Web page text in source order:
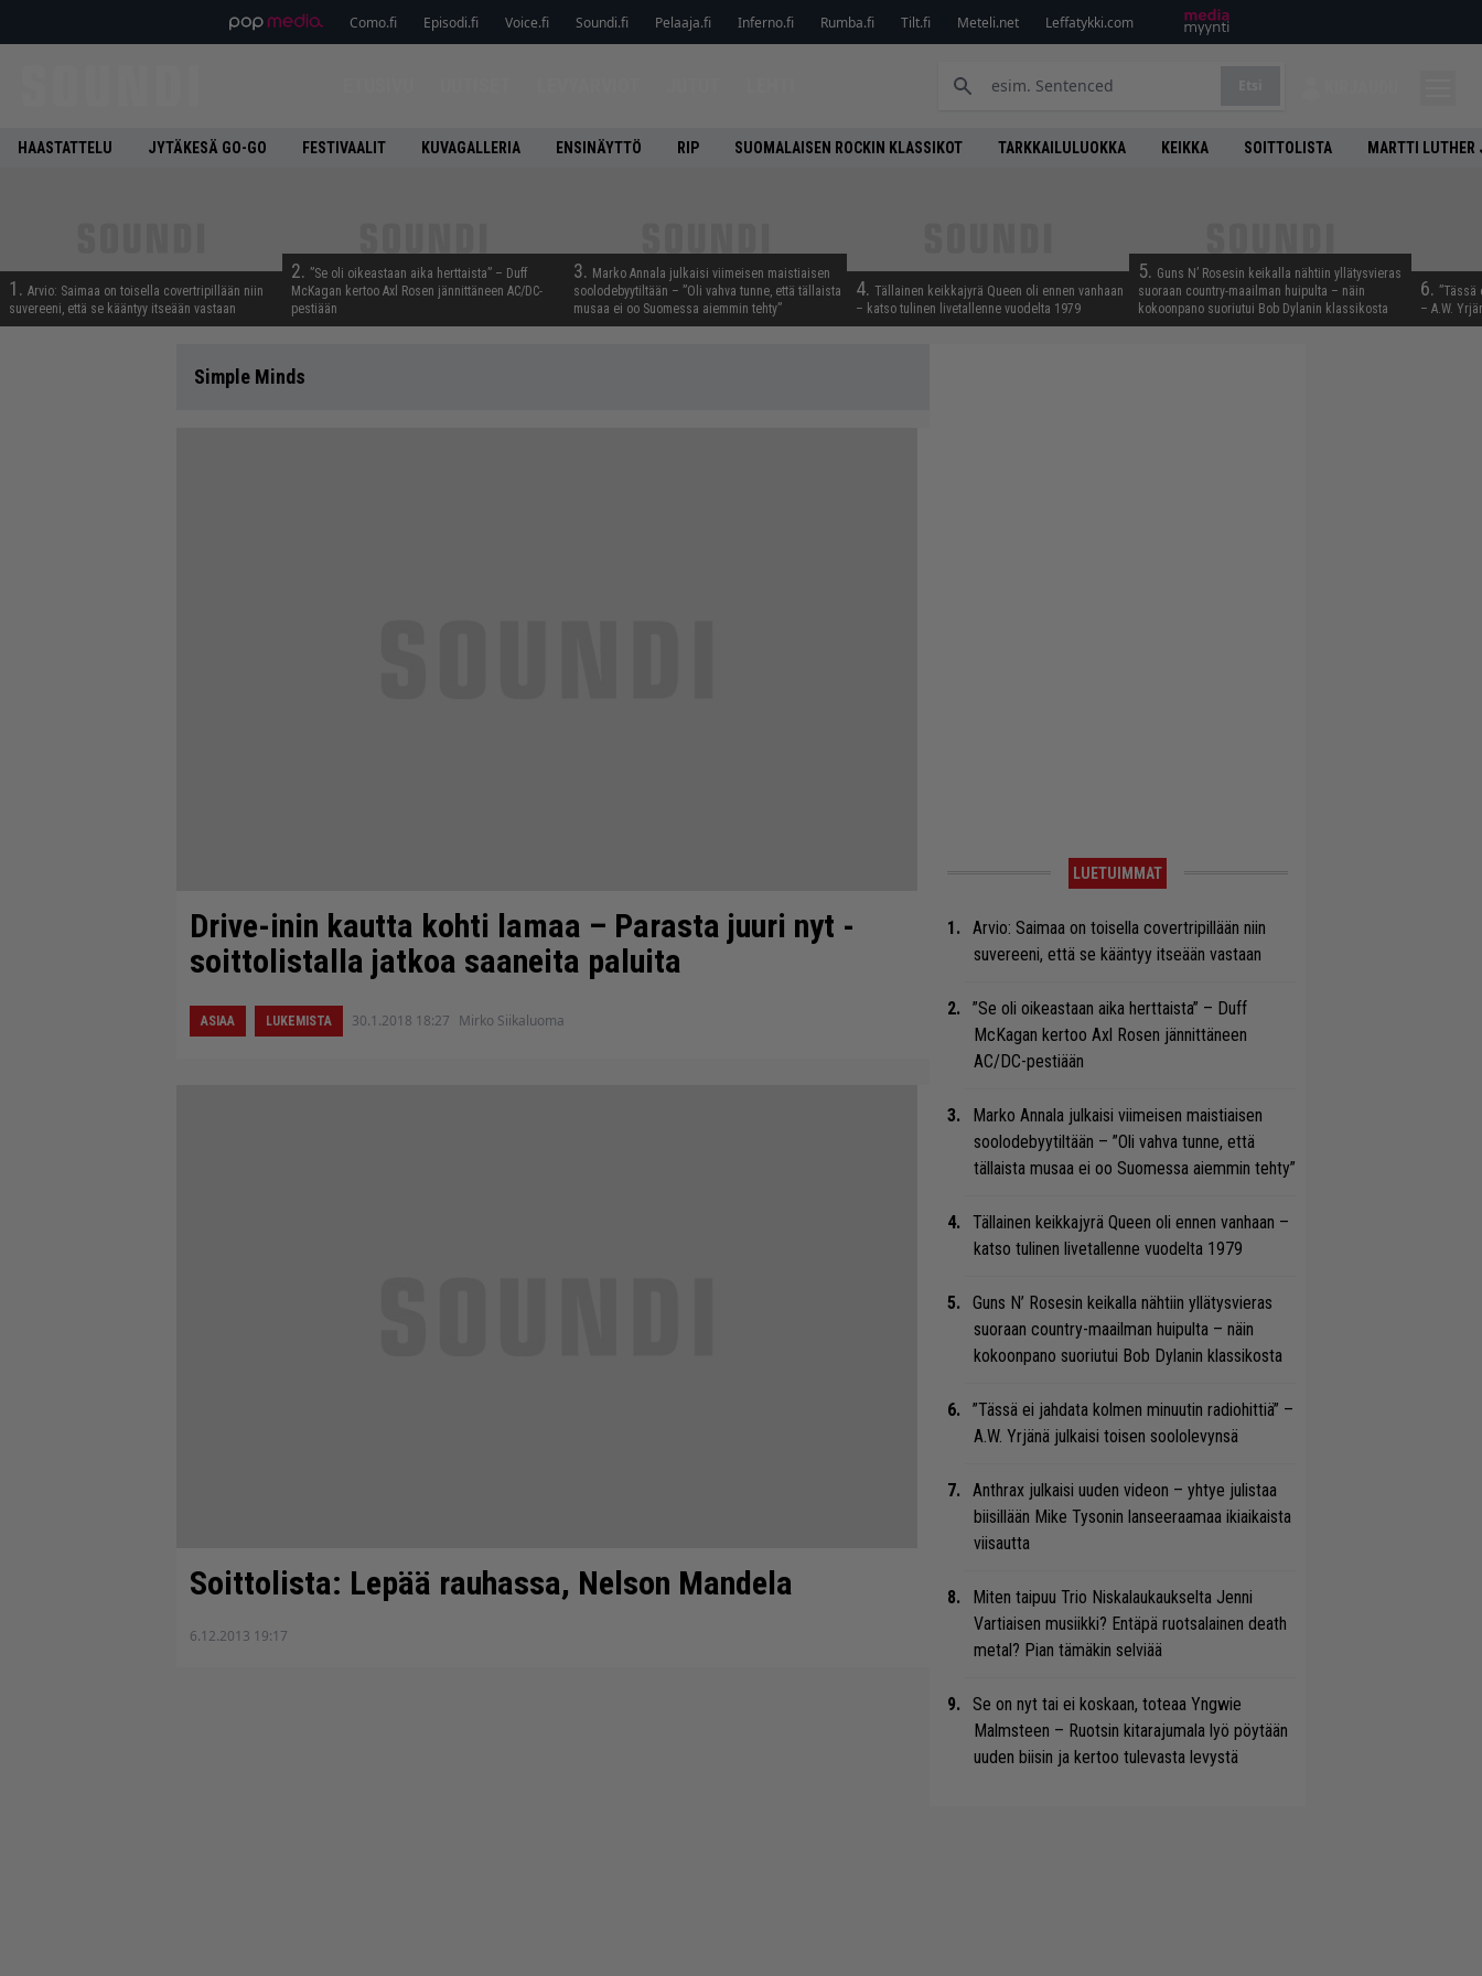
Como.fi Episodi.fi Voice.fi Soundi.fi Pelaaja.fi Inferno.fi Rumba.fi Tilt.fi Meteli.net Leffatykki.com
HAASTATTELU JYTÄKESÄ GO-GO FESTIVAALIT KUVAGALLERIA ENSINÄYTTÖ RIP SUOMALAISEN ROCKIN KLASSIKOT TARKKAILULUOKKA KEIKKA SOITTOLISTA MARTTI
1. Arvio: Saimaa on toisella covertripillään niin
suvereeni, että se kääntyy itseään vastaan
2. ”Se oli oikeastaan aika herttaista” – Duff
McKagan kertoo Axl Rosen jännittäneen AC/DC-
pestiään
3. Marko Annala julkaisi viimeisen maistiaisen
soolodebyytiltään – ”Oli vahva tunne, että tällaista
musaa ei oo Suomessa aiemmin tehty”
4. Tällainen keikkajyrä Queen oli ennen vanhaan
– katso tulinen livetallenne vuodelta 1979
5. Guns N’ Rosesin keikalla nähtiin yllätysvieras
suoraan country-maailman huipulta – näin
kokoonpano suoriutui Bob Dylanin klassikosta
6. ”Tässä
– A.W.
Simple Minds
Drive-inin kautta kohti lamaa – Parasta juuri nyt -
soittolistalla jatkoa saaneita paluita
ASIAA LUKEMISTA 30.1.2018 18:27 Mirko Siikaluoma
Soittolista: Lepää rauhassa, Nelson Mandela
6.12.2013 19:17
LUETUIMMAT
Arvio: Saimaa on toisella covertripillään niin
suvereeni, että se kääntyy itseään vastaan
”Se oli oikeastaan aika herttaista” – Duff
McKagan kertoo Axl Rosen jännittäneen
AC/DC-pestiään
Marko Annala julkaisi viimeisen maistiaisen
soolodebyytiltään – ”Oli vahva tunne, että
tällaista musaa ei oo Suomessa aiemmin tehty”
Tällainen keikkajyrä Queen oli ennen vanhaan –
katso tulinen livetallenne vuodelta 1979
Guns N’ Rosesin keikalla nähtiin yllätysvieras
suoraan country-maailman huipulta – näin
kokoonpano suoriutui Bob Dylanin klassikosta
”Tässä ei jahdata kolmen minuutin radiohittiä” –
A.W. Yrjänä julkaisi toisen soololevynsä
Anthrax julkaisi uuden videon – yhtye julistaa
biisillään Mike Tysonin lanseeraamaa ikiaikaista
viisautta
Miten taipuu Trio Niskalaukaukselta Jenni
Vartiaisen musiikki? Entäpä ruotsalainen death
metal? Pian tämäkin selviää
Se on nyt tai ei koskaan, toteaa Yngwie
Malmsteen – Ruotsin kitarajumala lyö pöytään
uuden biisin ja kertoo tulevasta levystä